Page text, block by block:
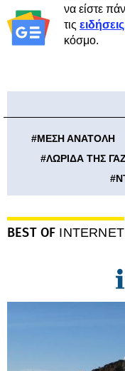
να είστε
τις ειδήσεις
κόσμο.
#ΜΕΣΗ ΑΝΑΤΟΛΗ
#ΛΩΡΙΔΑ ΤΗΣ
#
BEST OF INTERNET